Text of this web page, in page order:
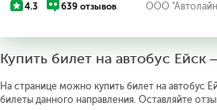
4.3 639 отзывов ООО
Купить билет на автобус Ейск
На странице можно купить билет на автобус
билеты данного направления. Оставляйте